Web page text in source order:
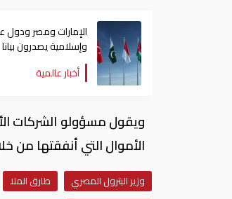
الإمارات ومصر ودول
وإسلامية يصدرون بيانا
مشتركا بشأن الانتهاكات
الإسرائيلية في غزة
أخبار عالمية
ويقول مسؤولو الشركات
الأموال التي أنفقتها من
وزير البترول المصري طارق الملا